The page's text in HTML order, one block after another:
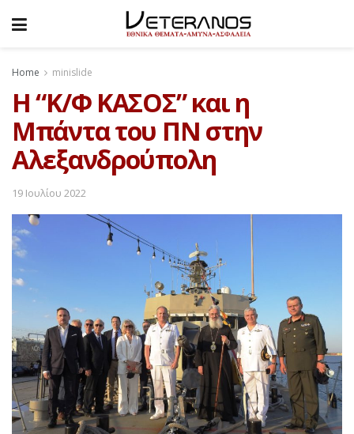
Home minislide
H “Κ/Φ ΚΑΣΟΣ” και η
Μπάντα του ΠΝ στην
Αλεξανδρούπολη
19 Ιουλίου 2022